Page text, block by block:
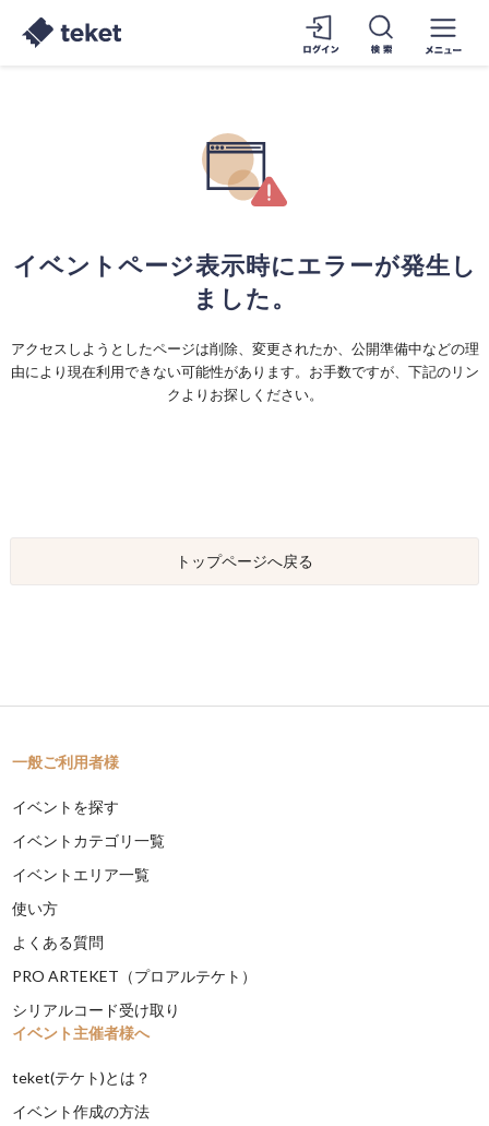
イベントページ表示時にエラーが発生し
ました。
アクセスしようとしたページは削除、変更されたか、公開準備中などの理
由により現在利用できない可能性があります。お手数ですが、下記のリン
クよりお探しください。
トップページへ戻る
一般ご利用者様
イベントを探す
イベントカテゴリ一覧
イベントエリア一覧
使い方
よくある質問
PRO ARTEKET（プロアルテケト）
シリアルコード受け取り
イベント主催者様へ
teket(テケト)とは？
イベント作成の方法